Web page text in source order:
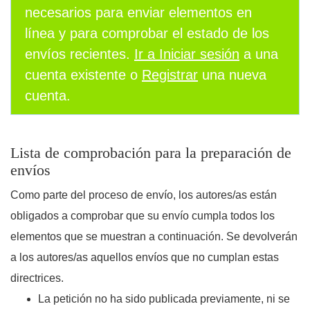
necesarios para enviar elementos en
línea y para comprobar el estado de los
envíos recientes. Ir a Iniciar sesión a una
cuenta existente o Registrar una nueva
cuenta.
Lista de comprobación para la preparación de
envíos
Como parte del proceso de envío, los autores/as están
obligados a comprobar que su envío cumpla todos los
elementos que se muestran a continuación. Se devolverán
a los autores/as aquellos envíos que no cumplan estas
directrices.
La petición no ha sido publicada previamente, ni se